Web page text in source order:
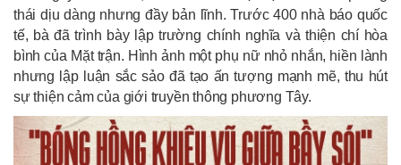
thái dịu dàng nhưng đầy bản lĩnh. Trước 400 nhà báo quốc
tế, bà đã trình bày lập trường chính nghĩa và thiện chí hòa
bình của Mặt trận. Hình ảnh một phụ nữ nhỏ nhắn, hiền lành
nhưng lập luận sắc sảo đã tạo ấn tượng mạnh mẽ, thu hút
sự thiện cảm của giới truyền thông phương Tây.